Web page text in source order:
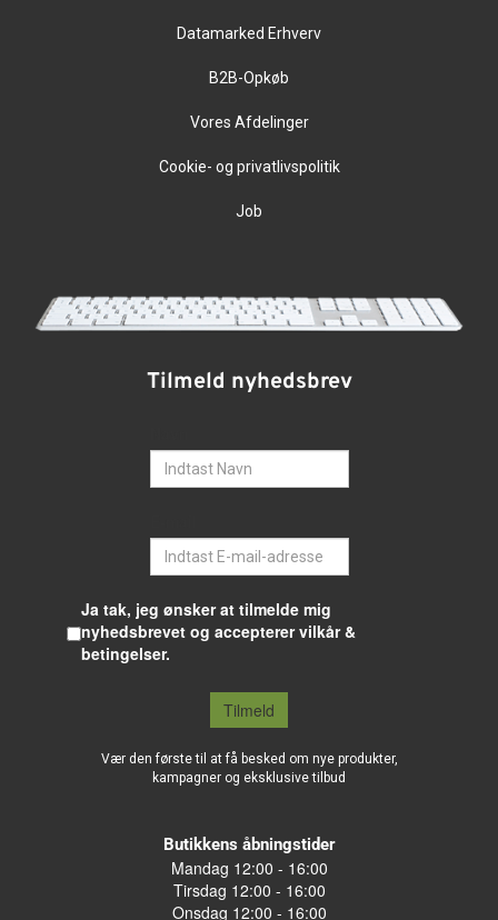
Datamarked Erhverv
B2B-Opkøb
Vores Afdelinger
Cookie- og privatlivspolitik
Job
Tilmeld nyhedsbrev
Ja tak, jeg ønsker at tilmelde mig
nyhedsbrevet og accepterer vilkår &
betingelser.
Tilmeld
Vær den første til at få besked om nye produkter,
kampagner og eksklusive tilbud
Butikkens åbningstider
Mandag 12:00 - 16:00
Tirsdag 12:00 - 16:00
Onsdag 12:00 - 16:00